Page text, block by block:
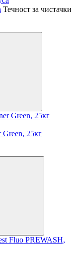
Течност за чистачки
Green, 25кг